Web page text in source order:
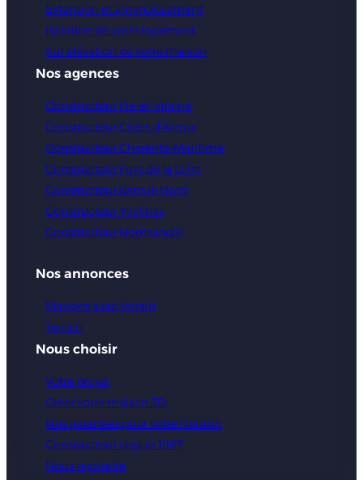
Extension et agrandissement
Isolation de votre logement
Sur élévation de votre maison
Nos agences
Constructeur Ille-et-Vilaine
Constructeur Côtes d’Armor
Constructeur Charente-Maritime
Constructeur Pays de la Loire
Constructeur dans le Nord
Constructeur Yvelines
Constructeur Normandie
Nos annonces
Maisons avec terrain
Terrain
Nous choisir
Votre projet
Créer votre maison 3D
Nos garanties pour votre maison
Constructeur depuis 1987
Nous rejoindre